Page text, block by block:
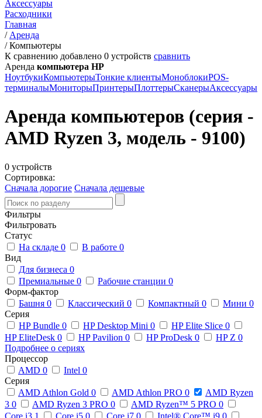
Аксессуары
Расходники
Главная
/ Аренда
/Компьютеры
К сравнению добавлено 0 устройств сравнить
Аренда компьютера HP
НоутбукиКомпьютерыТонкие клиентыМоноблокиPOS-
терминалыМониторыПринтерыПлоттерыСканерыАксессуары
Аренда компьютеров (серия -
AMD Ryzen 3, модель - 9100)
0 устройств
Сортировка:
Сначала дорогие Сначала дешевые
Фильтры
Фильтровать
Статус
На складе 0 В работе 0
Вид
Для бизнеса 0
Премиальные 0 Рабочие станции 0
Форм-фактор
Башня 0 Классический 0 Компактный 0 Мини 0
Серия
HP Bundle 0 HP Desktop Mini 0 HP Elite Slice 0
HP EliteDesk 0 HP Pavilion 0 HP ProDesk 0 HP Z 0
Подробнее о сериях
Процессор
AMD 0 Intel 0
Серия
AMD Athlon Gold 0 AMD Athlon PRO 0
AMD Ryzen
3 0 AMD Ryzen 3 PRO 0 AMD Ryzen™ 5 PRO 0
Core i3 1 Core i5 0 Core i7 0 Intel® Core™ i9 0